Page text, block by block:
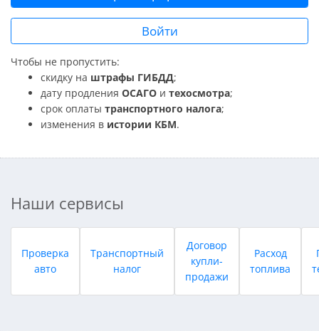
Войти
Чтобы не пропустить:
скидку на штрафы ГИБДД;
дату продления ОСАГО и техосмотра;
срок оплаты транспортного налога;
изменения в истории КБМ.
Наши сервисы
Проверка
авто
Транспортный
налог
Договор
купли-
продажи
Расход
топлива